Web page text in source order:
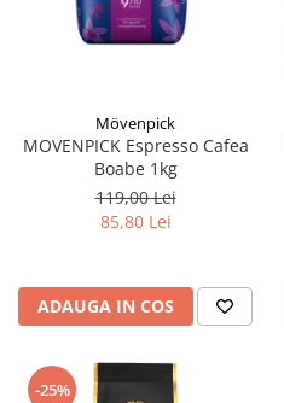
Mövenpick
MOVENPICK Espresso Cafea
Boabe 1kg
119,00 Lei
85,80 Lei
ADAUGA IN COS
-25%